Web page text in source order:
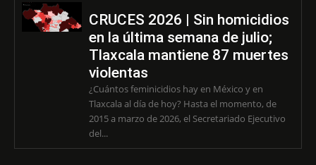
CRUCES 2026 | Sin homicidios
en la última semana de julio;
Tlaxcala mantiene 87 muertes
violentas
¿Cuántos feminicidios hay en México y en
Tlaxcala al día de hoy? Hasta el momento, de
2015 a marzo de 2026, el Secretariado Ejecutivo
del...